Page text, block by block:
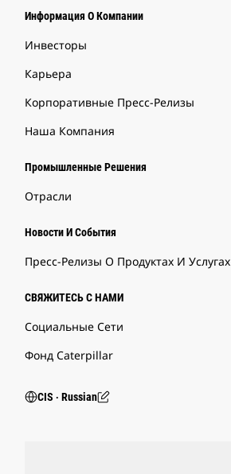
Информация О Компании
Инвесторы
Карьера
Корпоративные Пресс-Релизы
Наша Компания
Промышленные Решения
Отрасли
Новости И События
Пресс-Релизы О Продуктах И Услугах
СВЯЖИТЕСЬ С НАМИ
Социальные Сети
Фонд Caterpillar
CIS ‧ Russian